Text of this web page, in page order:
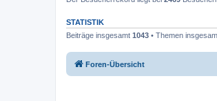
STATISTIK
Beiträge insgesamt 1043 • Themen
Foren-Übersicht